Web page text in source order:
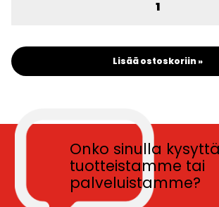
Lisää ostoskoriin »
Onko sinulla
tuotteistamme tai
palveluistamme?